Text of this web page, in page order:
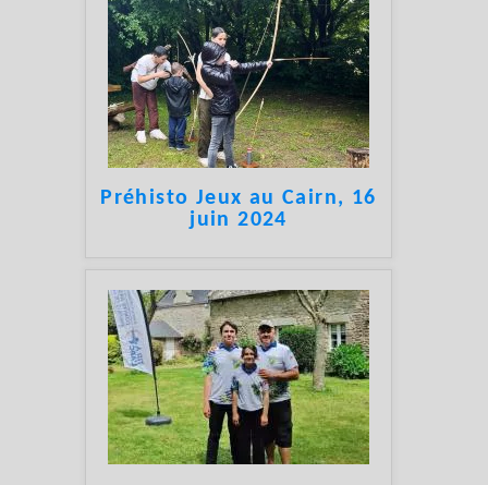
Préhisto Jeux au Cairn, 16
juin 2024